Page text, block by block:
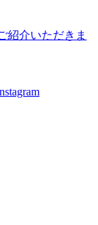
紹介いただきま